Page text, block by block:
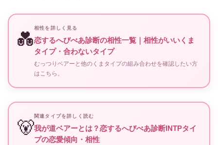
💑
相性を詳しく見る
恋するへびべあ診断の相性一覧｜相性がいいくま
タイプ・合わないタイプ
むっつりベアーと他のくまタイプの組み合わせを確認したい方
はこちら。
🐻
関連タイプを詳しく読む
我が道ベアーとは？恋するへびべあ診断INTPタイ
プの恋愛傾向・相性